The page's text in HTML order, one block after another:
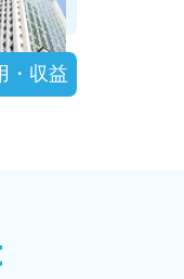
・収益